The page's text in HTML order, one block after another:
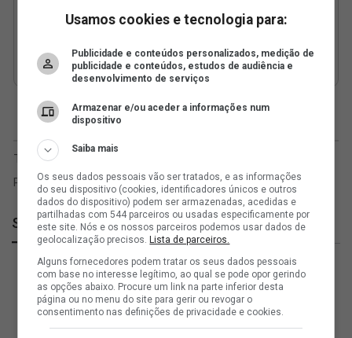
SuperVasco
Usamos cookies e tecnologia para:
Publicidade e conteúdos personalizados, medição de
publicidade e conteúdos, estudos de audiência e
desenvolvimento de serviços
Armazenar e/ou aceder a informações num
dispositivo
Saiba mais
Os seus dados pessoais vão ser tratados, e as informações
do seu dispositivo (cookies, identificadores únicos e outros
dados do dispositivo) podem ser armazenadas, acedidas e
partilhadas com 544 parceiros ou usadas especificamente por
este site. Nós e os nossos parceiros podemos usar dados de
geolocalização precisos.Lista de parceiros.
Alguns fornecedores podem tratar os seus dados pessoais
com base no interesse legítimo, ao qual se pode opor gerindo
as opções abaixo. Procure um link na parte inferior desta
página ou no menu do site para gerir ou revogar o
consentimento nas definições de privacidade e cookies.